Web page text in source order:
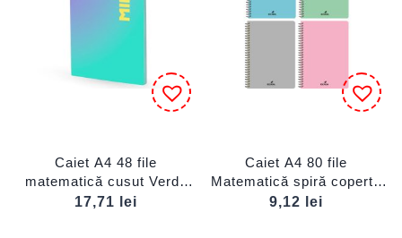
Caiet A4 48 file
matematică cusut Verde
Sunset MILAN
17,71 lei
Caiet A4 80 file
Matematică spiră copertă
plastic ECADA
9,12 lei